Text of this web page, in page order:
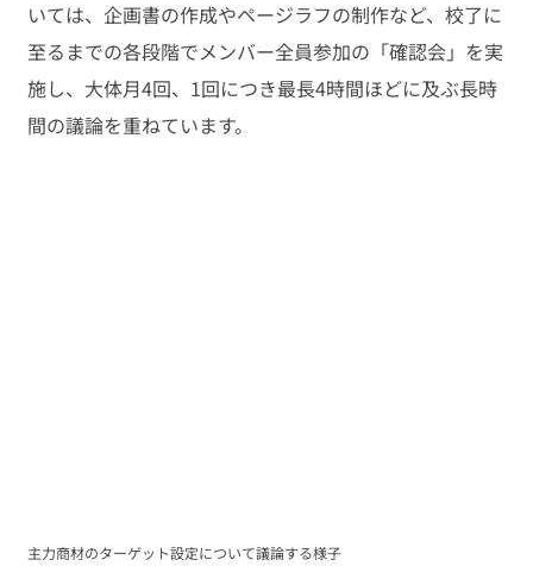
いては、企画書の作成やページラフの制作など、校了に
至るまでの各段階でメンバー全員参加の「確認会」を実
施し、大体月4回、1回につき最長4時間ほどに及ぶ長時
間の議論を重ねています。
主力商材のターゲット設定について議論する様子